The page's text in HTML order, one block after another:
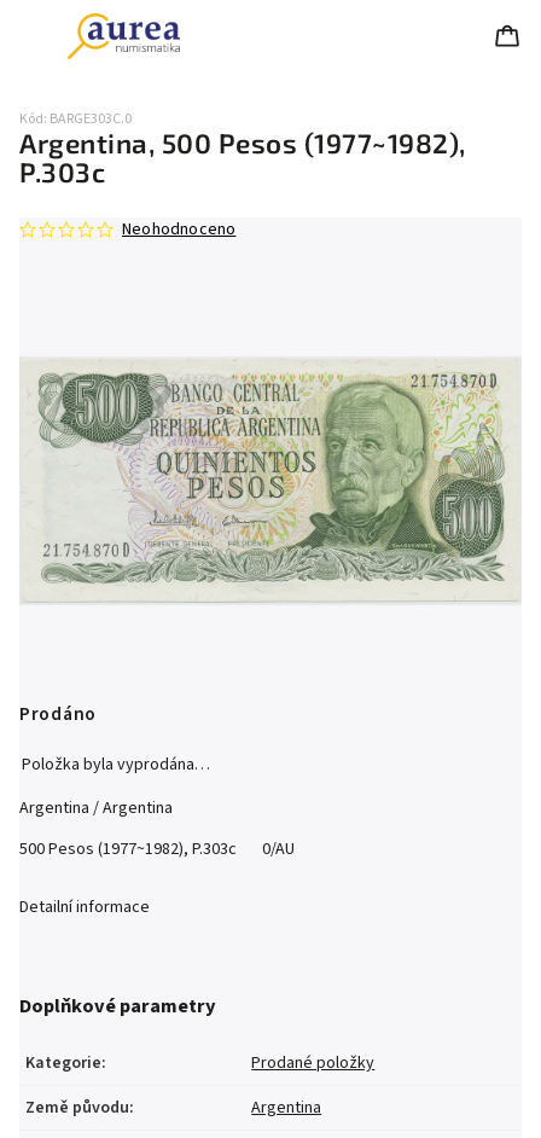
Argentina, 500 Pesos (1977~1982),
P.303c
Kód: BARGE303C.0
Neohodnoceno
Prodáno
Položka byla vyprodána…
Argentina / Argentina
500 Pesos (1977~1982), P.303c 0/AU
Detailní informace
Doplňkové parametry
Kategorie:
Prodané položky
Země původu:
Argentina